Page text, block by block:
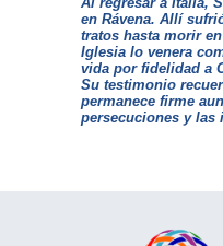
en Rávena. Allí
tratos hasta morir
Iglesia lo venera
vida por fidelidad a
Su testimonio
permanece firme
persecuciones y las